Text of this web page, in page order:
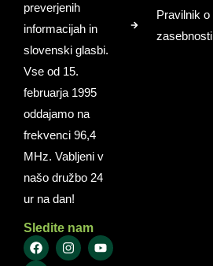
preverjenih
informacijah in
slovenski glasbi.
Vse od 15.
februarja 1995
oddajamo na
frekvenci 96,4
MHz. Vabljeni v
našo družbo 24
ur na dan!
Sledite nam
Pravilnik o
zasebnosti